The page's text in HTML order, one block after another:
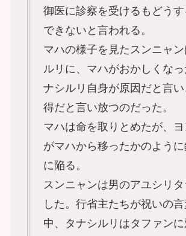
御医に診察を受けるもどうす
できないと言われる。
マハの様子を見たスンニャ
ルリに、マハがおかしくなっ
ナシルリ自身が原因だと言い
得だと言い放つのだった。
マハは命を取りとめたが、
がマハから移ったかのよう
に陥る。
スンニャンは男のアユシリ
した。行省主たちが祝いの
中、タナシルリはタファン